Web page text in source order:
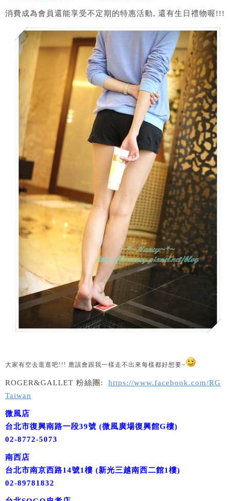
消費成為會員還能享受不定期的特惠活動, 還有生日禮物喔!!!
大家有空去逛逛吧!!! 應該會跟我一樣走不出來每樣都好想要~
ROGER&GALLET 粉絲團: https://www.facebook.com/RG
Taiwan
微風店
台北市復興南路一段39號 (微風廣場復興館G樓)
02-8772-5073
南西店
台北市南京西路14號1樓 (新光三越南西二館1樓)
02-89781832